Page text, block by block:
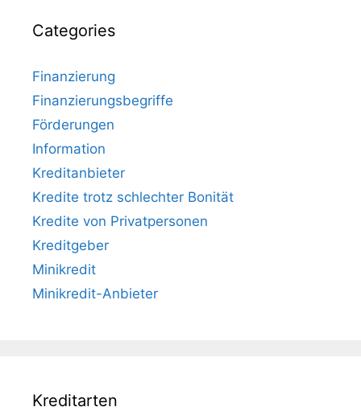
Categories
Finanzierung
Finanzierungsbegriffe
Förderungen
Information
Kreditanbieter
Kredite trotz schlechter Bonität
Kredite von Privatpersonen
Kreditgeber
Minikredit
Minikredit-Anbieter
Kreditarten